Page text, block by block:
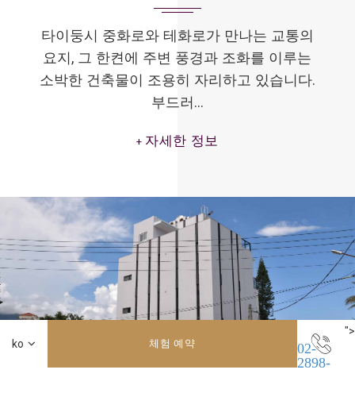
체험 예약
02-
2898-
">
타이둥시 중화로와 테화로가 만나는 교통의
요지, 그 한켠에 주변 풍경과 조화를 이루는
소박한 건축물이 조용히 자리하고 있습니다.
부드러…
자세한 정보